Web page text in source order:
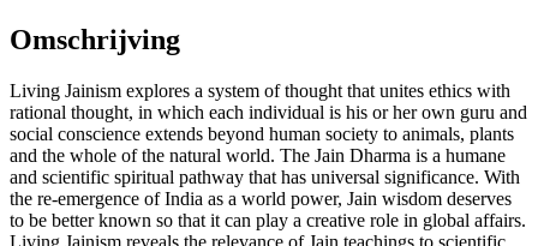
Omschrijving
Living Jainism explores a system of thought that unites ethics with
rational thought, in which each individual is his or her own guru and
social conscience extends beyond human society to animals, plants
and the whole of the natural world. The Jain Dharma is a humane
and scientific spiritual pathway that has universal significance. With
the re-emergence of India as a world power, Jain wisdom deserves
to be better known so that it can play a creative role in global affairs.
Living Jainism reveals the relevance of Jain teachings to scientific